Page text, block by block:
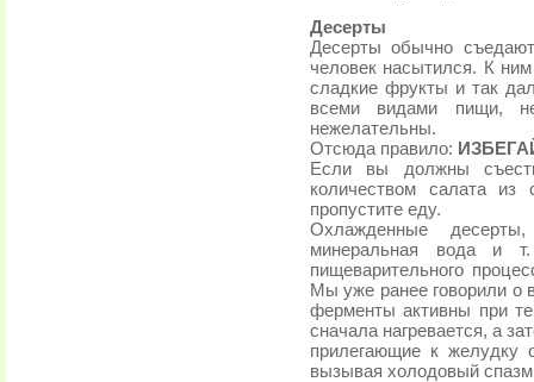
Десерты
Десерты обычно
человек насытился. К
сладкие фрукты и так
всеми видами пищи,
нежелательны.
Отсюда правило:
Если вы должны
количеством салата
пропустите еду.
Охлажденные
минеральная вода и
пищеварительного
Мы уже ранее говорили
ферменты активны при
сначала нагревается, а
прилегающие к желудку
вызывая холодовый